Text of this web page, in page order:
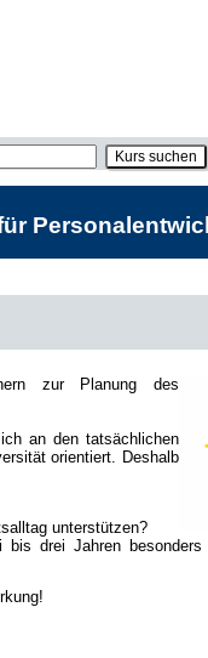
zur Planung des
an den tatsächlichen
orientiert. Deshalb
unterstützen?
drei Jahren